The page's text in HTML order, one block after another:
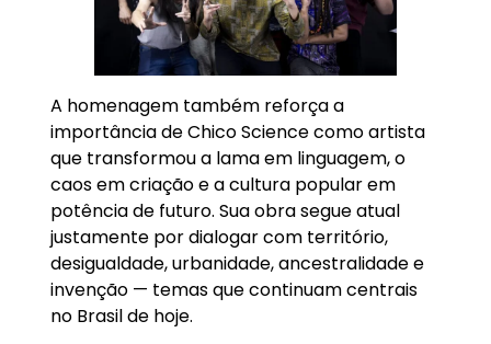
A homenagem também reforça a
importância de Chico Science como artista
que transformou a lama em linguagem, o
caos em criação e a cultura popular em
potência de futuro. Sua obra segue atual
justamente por dialogar com território,
desigualdade, urbanidade, ancestralidade e
invenção — temas que continuam centrais
no Brasil de hoje.